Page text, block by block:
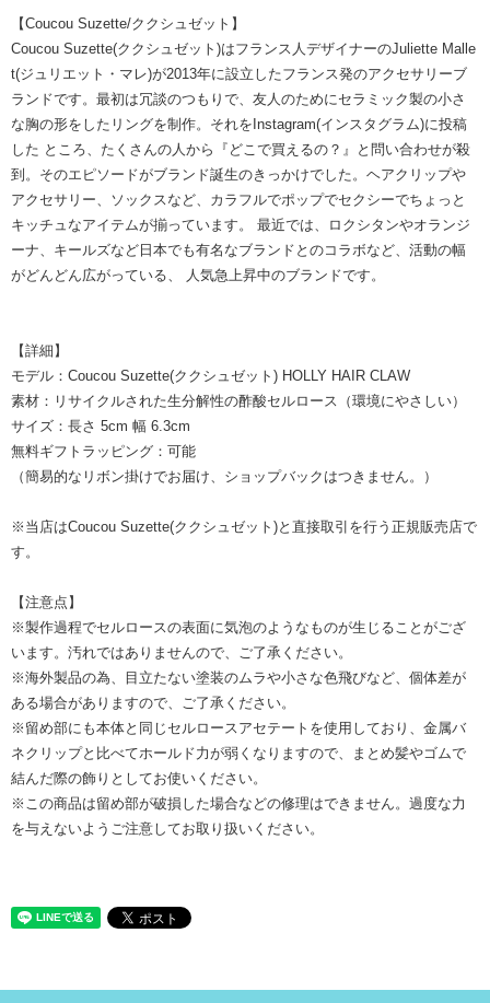
【Coucou Suzette/ククシュゼット】
Coucou Suzette(ククシュゼット)はフランス人デザイナーのJuliette Malle
t(ジュリエット・マレ)が2013年に設立したフランス発のアクセサリーブ
ランドです。最初は冗談のつもりで、友人のためにセラミック製の小さ
な胸の形をしたリングを制作。それをInstagram(インスタグラム)に投稿
した ところ、たくさんの人から『どこで買えるの？』と問い合わせが殺
到。そのエピソードがブランド誕生のきっかけでした。ヘアクリップや
アクセサリー、ソックスなど、カラフルでポップでセクシーでちょっと
キッチュなアイテムが揃っています。 最近では、ロクシタンやオランジ
ーナ、キールズなど日本でも有名なブランドとのコラボなど、活動の幅
がどんどん広がっている、 人気急上昇中のブランドです。
【詳細】
モデル：Coucou Suzette(ククシュゼット) HOLLY HAIR CLAW
素材：リサイクルされた生分解性の酢酸セルロース（環境にやさしい）
サイズ：長さ 5cm 幅 6.3cm
無料ギフトラッピング：可能
（簡易的なリボン掛けでお届け、ショップバックはつきません。）
※当店はCoucou Suzette(ククシュゼット)と直接取引を行う正規販売店で
す。
【注意点】
※製作過程でセルロースの表面に気泡のようなものが生じることがござ
います。汚れではありませんので、ご了承ください。
※海外製品の為、目立たない塗装のムラや小さな色飛びなど、個体差が
ある場合がありますので、ご了承ください。
※留め部にも本体と同じセルロースアセテートを使用しており、金属バ
ネクリップと比べてホールド力が弱くなりますので、まとめ髪やゴムで
結んだ際の飾りとしてお使いください。
※この商品は留め部が破損した場合などの修理はできません。過度な力
を与えないようご注意してお取り扱いください。